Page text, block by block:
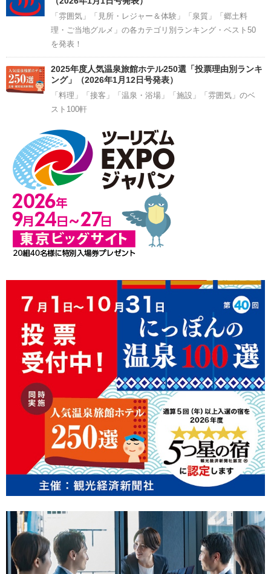
「雰囲気」「見所・レジャー＆体験」「泉質」「郷土料
理・ご当地グルメ」の各カテゴリ別ランキング・ベスト50
を発表！
2025年度人気温泉旅館ホテル250選「投票理由別ランキ
ング」（2026年1月12日号発表）
「料理」「接客」「温泉・浴場」「施設」「雰囲気」のベ
スト100軒